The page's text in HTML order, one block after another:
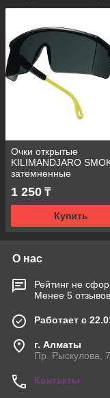
Очки открытые
KILIMANDJARO
затемненные
1 250 ₸
Купить
О нас
Рейтинг не
Менее 5
Работает с
г. Алматы
Пр. Рыскулова,
Контакты